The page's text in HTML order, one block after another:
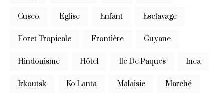
Cusco Eglise Enfant Esclavage
Foret Tropicale Frontière Guyane
Hindouisme Hôtel Ile De Paques Inca
Irkoutsk Ko Lanta Malaisie Marché